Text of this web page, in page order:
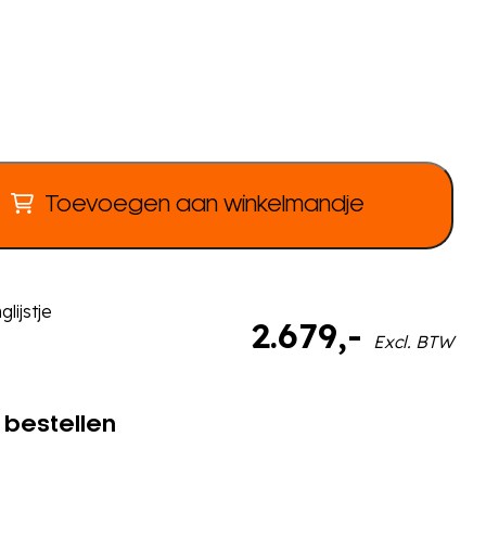
Toevoegen aan winkelmandje
2.679,- Excl. BTW
bestellen